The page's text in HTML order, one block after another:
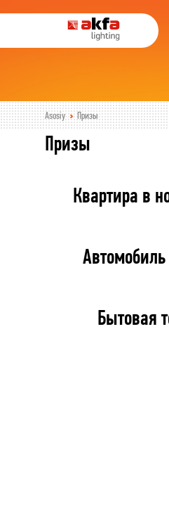
Asosiy Призы
Призы
Квартира в
Бытовая